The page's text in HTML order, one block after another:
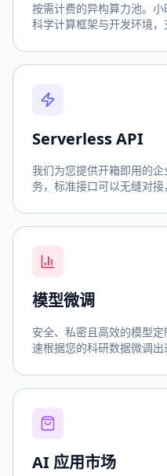
按需计费的异构算力池。
科学计算框架与开发环境，
Serverless API
我们为您提供开箱即用的
务，标准接口可以无缝对接
模型微调
安全、私密且高效的模型
速根据您的科研数据微调出
AI 应用市场